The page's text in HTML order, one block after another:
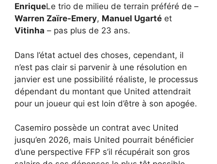
EnriqueLe trio de milieu de terrain préféré de –
Warren Zaïre-Emery, Manuel Ugarté et
Vitinha – pas plus de 23 ans.
Dans l’état actuel des choses, cependant, il
n’est pas clair si parvenir à une résolution en
janvier est une possibilité réaliste, le processus
dépendant du montant que United attendrait
pour un joueur qui est loin d’être à son apogée.
Casemiro possède un contrat avec United
jusqu’en 2026, mais United pourrait bénéficier
d’une perspective FFP s’il récupérait son gros